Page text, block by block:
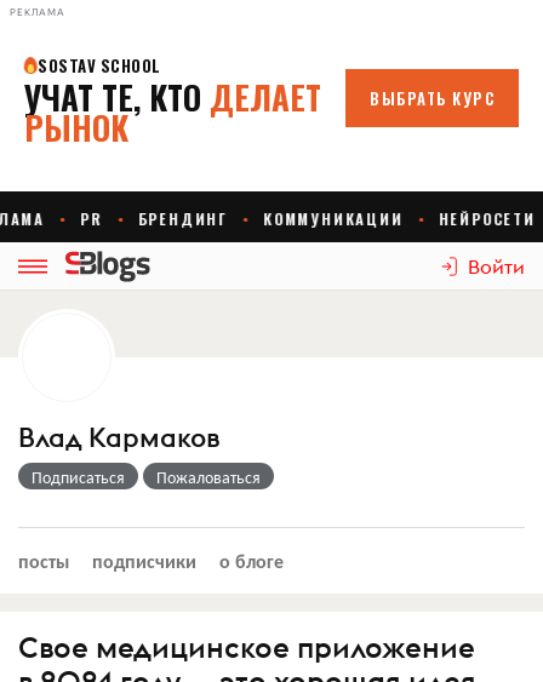
РЕКЛАМА
Войти
Влад Кармаков
Подписаться Пожаловаться
посты подписчики о блоге
Свое медицинское приложение